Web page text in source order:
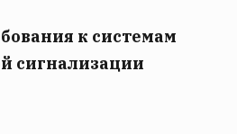
к системам
сигнализации